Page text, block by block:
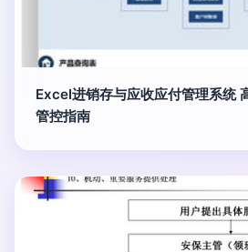
Excel进销存与应收应付管理系统
管控指南